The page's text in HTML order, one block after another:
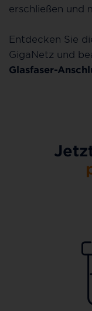
erschließen und
Entdecken Sie
GigaNetz und
Glasfaser-